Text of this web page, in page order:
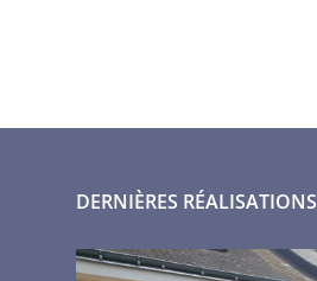
DERNIÈRES RÉALISATIONS